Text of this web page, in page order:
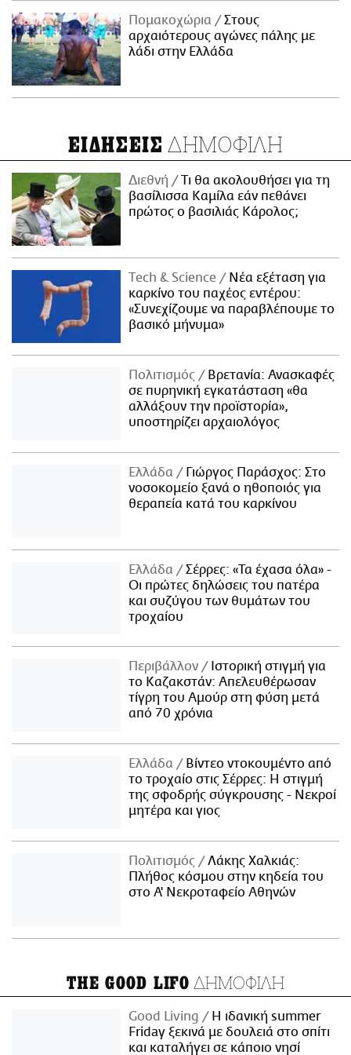
Πομακοχώρια
Στους
αρχαιότερους αγώνες πάλης με
λάδι στην Ελλάδα
ΕΙΔΗΣΕΙΣ ΔΗΜΟΦΙΛΗ
Διεθνή
Τι θα ακολουθήσει για τη
βασίλισσα Καμίλα εάν πεθάνει
πρώτος ο βασιλιάς Κάρολος;
Τech & Science
Νέα εξέταση για
καρκίνο του παχέος εντέρου:
«Συνεχίζουμε να παραβλέπουμε το
βασικό μήνυμα»
Πολιτισμός
Βρετανία: Ανασκαφές
σε πυρηνική εγκατάσταση «θα
αλλάξουν την προϊστορία»,
υποστηρίζει αρχαιολόγος
Ελλάδα
Γιώργος Παράσχος: Στο
νοσοκομείο ξανά ο ηθοποιός για
θεραπεία κατά του καρκίνου
Ελλάδα
Σέρρες: «Τα έχασα όλα» -
Οι πρώτες δηλώσεις του πατέρα
και συζύγου των θυμάτων του
τροχαίου
Περιβάλλον
Ιστορική στιγμή για
το Καζακστάν: Απελευθέρωσαν
τίγρη του Αμούρ στη φύση μετά
από 70 χρόνια
Ελλάδα
Βίντεο ντοκουμέντο από
το τροχαίο στις Σέρρες: Η στιγμή
της σφοδρής σύγκρουσης - Νεκροί
μητέρα και γιος
Πολιτισμός
Λάκης Χαλκιάς:
Πλήθος κόσμου στην κηδεία του
στο Α' Νεκροταφείο Αθηνών
THE GOOD LIFO ΔΗΜΟΦΙΛΗ
Good Living
Η ιδανική summer
Friday ξεκινά με δουλειά στο σπίτι
και καταλήγει σε κάποιο νησί